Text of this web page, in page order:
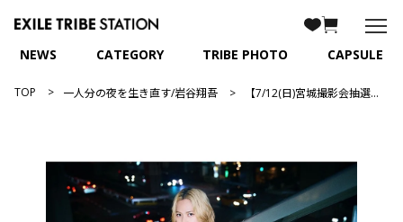
NEWS CATEGORY TRIBE PHOTO CAPSULE
TOP 一人分の夜を生き直す/岩谷翔吾 【7/12(日)宮城撮影会抽選付】一人分の夜を生き直す/岩谷翔吾